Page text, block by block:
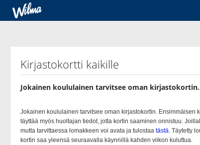
Kirjastokortti kaikille
Jokainen koululainen tarvitsee oman kirjastokortin.